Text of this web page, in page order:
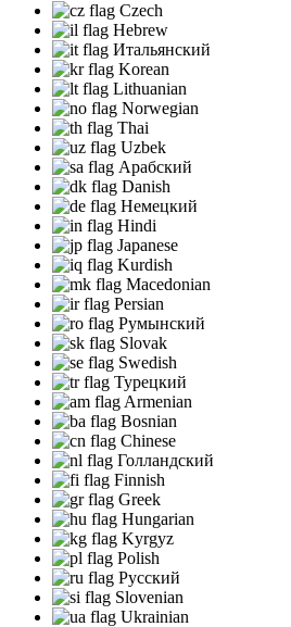
Czech
Hebrew
Итальянский
Korean
Lithuanian
Norwegian
Thai
Uzbek
Арабский
Danish
Немецкий
Hindi
Japanese
Kurdish
Macedonian
Persian
Румынский
Slovak
Swedish
Турецкий
Armenian
Bosnian
Chinese
Голландский
Finnish
Greek
Hungarian
Kyrgyz
Polish
Русский
Slovenian
Ukrainian